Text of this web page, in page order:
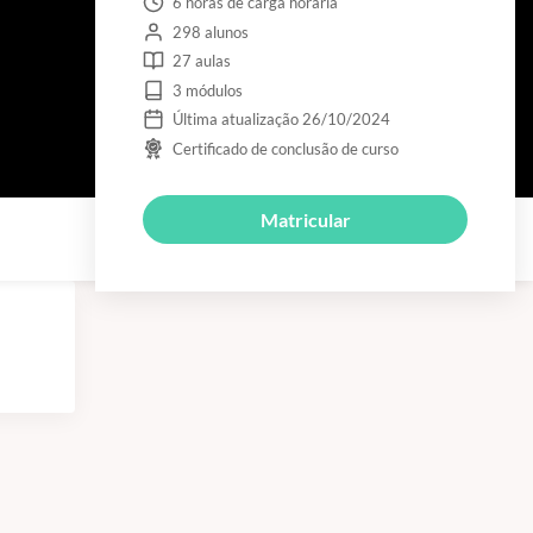
298 alunos
27 aulas
3 módulos
Última atualização 26/10/2024
Certificado de conclusão de curso
Matricular